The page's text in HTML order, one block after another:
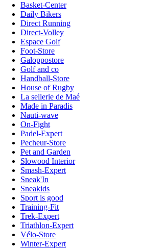
Basket-Center
Daily Bikers
Direct Running
Direct-Volley
Espace Golf
Foot-Store
Galoppostore
Golf and co
Handball-Store
House of Rugby
La sellerie de Maé
Made in Paradis
Nauti-wave
On-Fight
Padel-Expert
Pecheur-Store
Pet and Garden
Slowood Interior
Smash-Expert
Sneak'In
Sneakids
Sport is good
Training-Fit
Trek-Expert
Triathlon-Expert
Vélo-Store
Winter-Expert